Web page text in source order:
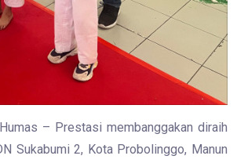
– Prestasi membanggakan diraih
Sukabumi 2, Kota Probolinggo, Manun